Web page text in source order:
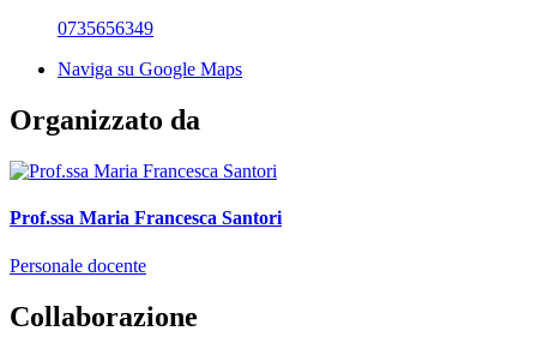
0735656349
Naviga su Google Maps
Organizzato da
Prof.ssa Maria Francesca Santori
Personale docente
Collaborazione